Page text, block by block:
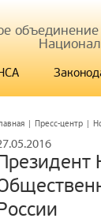
| Пресс-центр |